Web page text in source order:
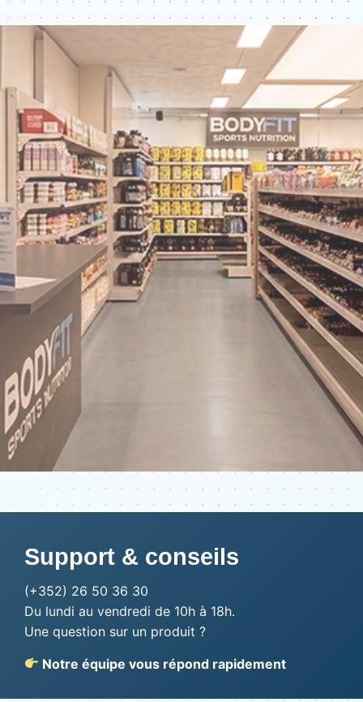
Support & conseils
(+352) 26 50 36 30
Du lundi au vendredi de 10h à 18h.
Une question sur un produit ?
Notre équipe vous répond rapidement